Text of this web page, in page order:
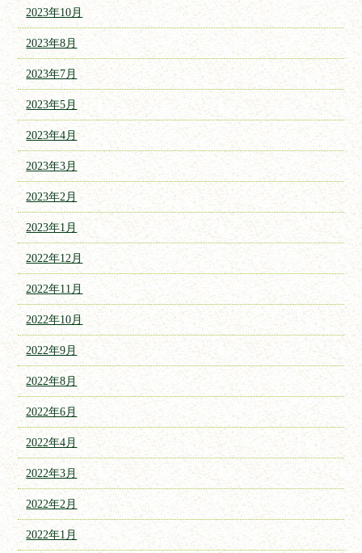
2023年10月
2023年8月
2023年7月
2023年5月
2023年4月
2023年3月
2023年2月
2023年1月
2022年12月
2022年11月
2022年10月
2022年9月
2022年8月
2022年6月
2022年4月
2022年3月
2022年2月
2022年1月